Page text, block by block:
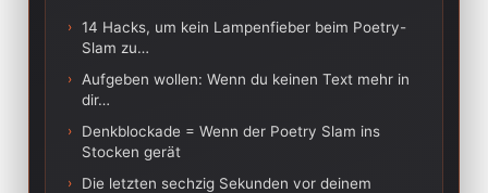
› 14 Hacks, um kein Lampenfieber beim Poetry-
Slam zu…
›
Aufgeben wollen: Wenn du keinen Text mehr in
dir…
›
Denkblockade = Wenn der Poetry Slam ins
Stocken gerät
›
Die letzten sechzig Sekunden vor deinem